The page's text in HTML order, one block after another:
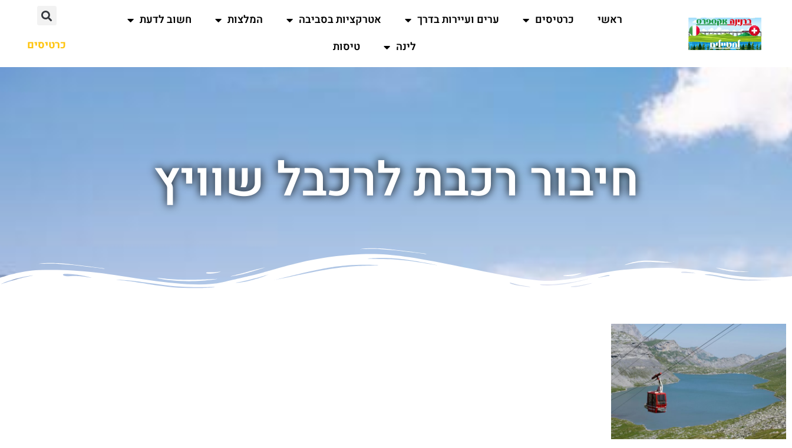
ראשי כרטיסים ערים ועיירות בדרך אטרקציות בסביבה המלצות
חשוב לדעת
לינה
טיסות כרטיסים
חיבור רכבת לרכבל שוויץ